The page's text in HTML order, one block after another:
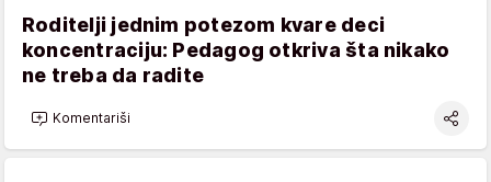
Roditelji jednim potezom kvare deci
koncentraciju: Pedagog otkriva šta nikako
ne treba da radite
Komentariši